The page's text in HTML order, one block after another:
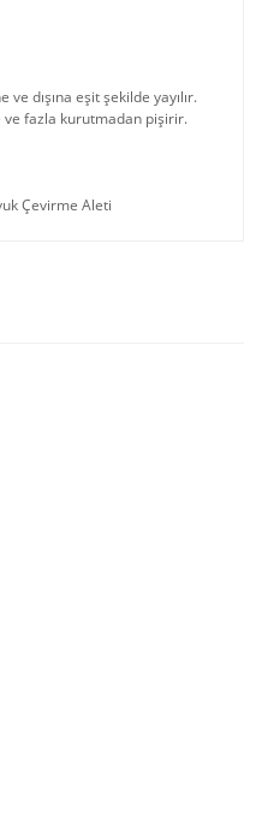
ve dışına eşit şekilde yayılır.
ve fazla kurutmadan pişirir.
Çevirme Aleti